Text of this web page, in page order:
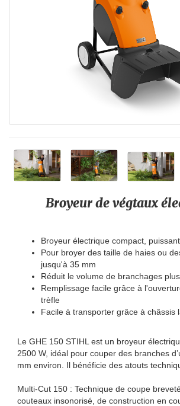
Broyeur de végtaux
Broyeur électrique compact,
Pour broyer des taille de haies ou
jusqu'à 35 mm
Réduit le volume de branchages
Remplissage facile grâce à
trèfle
Facile à transporter grâce à châssis
Le GHE 150 STIHL est un broyeur
2500 W, idéal pour couper des branches
mm environ. Il bénéficie des atouts
Multi-Cut 150 : Technique de coupe
couteaux insonorisé, de construction en